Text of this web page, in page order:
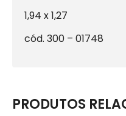
1,94 x 1,27
cód. 300 – 01748
PRODUTOS